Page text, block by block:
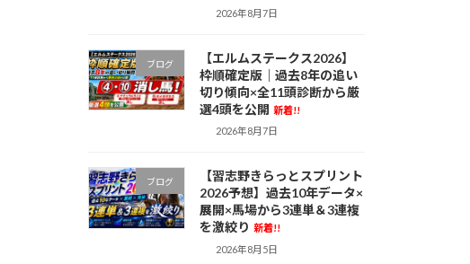
2026年8月7日
ブログ
【エルムステークス2026】
枠順確定版｜過去8年の追い
切り傾向×全11頭診断から厳
選4頭を公開 新着!!
2026年8月7日
ブログ
【習志野きらっとスプリント
2026予想】過去10年データ×
展開×馬場から3連単＆3連複
を激絞り 新着!!
2026年8月5日